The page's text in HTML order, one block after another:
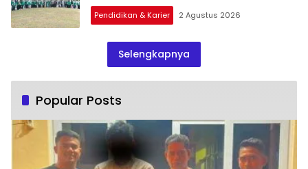
Pendidikan & Karier 2 Agustus 2026
Selengkapnya
Popular Posts